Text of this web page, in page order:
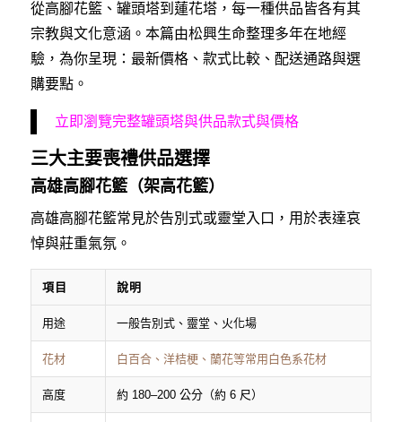
從高腳花籃、罐頭塔到蓮花塔，每一種供品皆各有其
宗教與文化意涵。本篇由松興生命整理多年在地經
驗，為你呈現：最新價格、款式比較、配送通路與選
購要點。
立即瀏覽完整罐頭塔與供品款式與價格
三大主要喪禮供品選擇
高雄高腳花籃（架高花籃）
高雄高腳花籃常見於告別式或靈堂入口，用於表達哀
悼與莊重氣氛。
項目 說明
用途 一般告別式、靈堂、火化場
花材 白百合、洋桔梗、蘭花等常用白色系花材
高度 約 180–200 公分（約 6 尺）